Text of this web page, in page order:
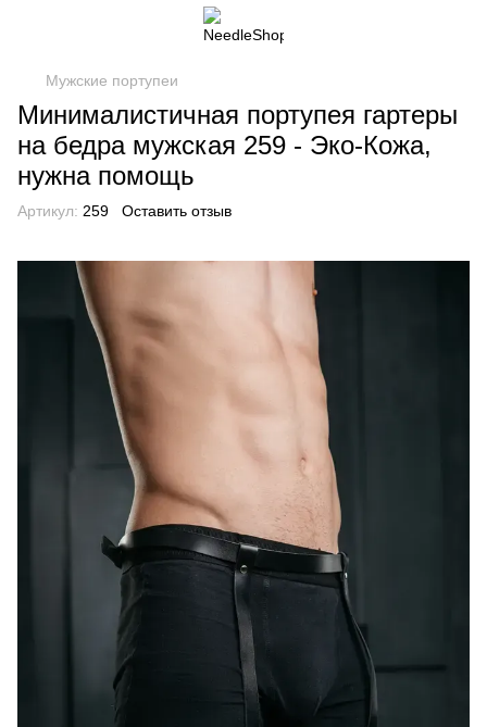
Мужские портупеи
Минималистичная портупея гартеры
на бедра мужская 259 - Эко-Кожа,
нужна помощь
Артикул: 259 Оставить отзыв